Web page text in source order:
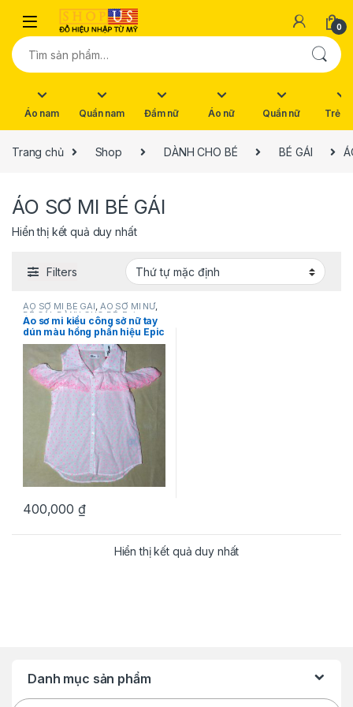
Skip to navigation
Skip to content
0
Tìm kiếm:
Áo nam Quần nam Đầm nữ Áo nữ Quần nữ Trẻ
Trang chủ Shop DÀNH CHO BÉ BÉ GÁI
ÁO SƠ MI BÉ GÁI
Hiển thị kết quả duy nhất
Filters
ÁO SƠ MI BÉ GÁI, ÁO SƠ MI NỮ,
BÉ GÁI DÀNH CHO BÉ ,Epic
threads,HÀNG MỚI VỀ
Áo sơ mi kiểu công sở nữ tay
dún màu hồng phấn hiệu Epic
threads size XL
400,000 ₫
Hiển thị kết quả duy nhất
Danh mục sản phẩm